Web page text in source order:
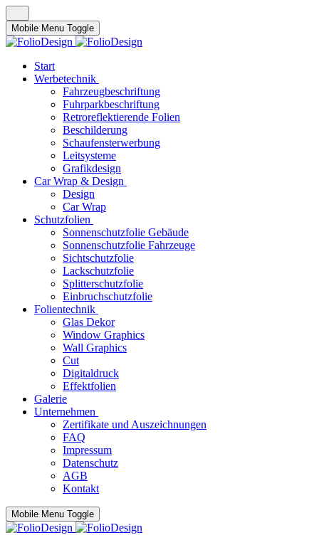
Mobile Menu Toggle
Start
Werbetechnik
Fahrzeugbeschriftung
Fuhrparkbeschriftung
Retroreflektierende Folien
Beschilderung
Schaufensterwerbung
Leitsysteme
Grafikdesign
Car Wrap & Design
Design
Car Wrap
Schutzfolien
Sonnenschutzfolie Gebäude
Sonnenschutzfolie Fahrzeuge
Sichtschutzfolie
Lackschutzfolie
Splitterschutzfolie
Einbruchschutzfolie
Folientechnik
Glas Dekor
Window Graphics
Wall Graphics
Cut
Digitaldruck
Effektfolien
Galerie
Unternehmen
Zertifikate und Auszeichnungen
FAQ
Impressum
Datenschutz
AGB
Kontakt
Mobile Menu Toggle